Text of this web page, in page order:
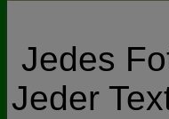
Jedes
Jeder